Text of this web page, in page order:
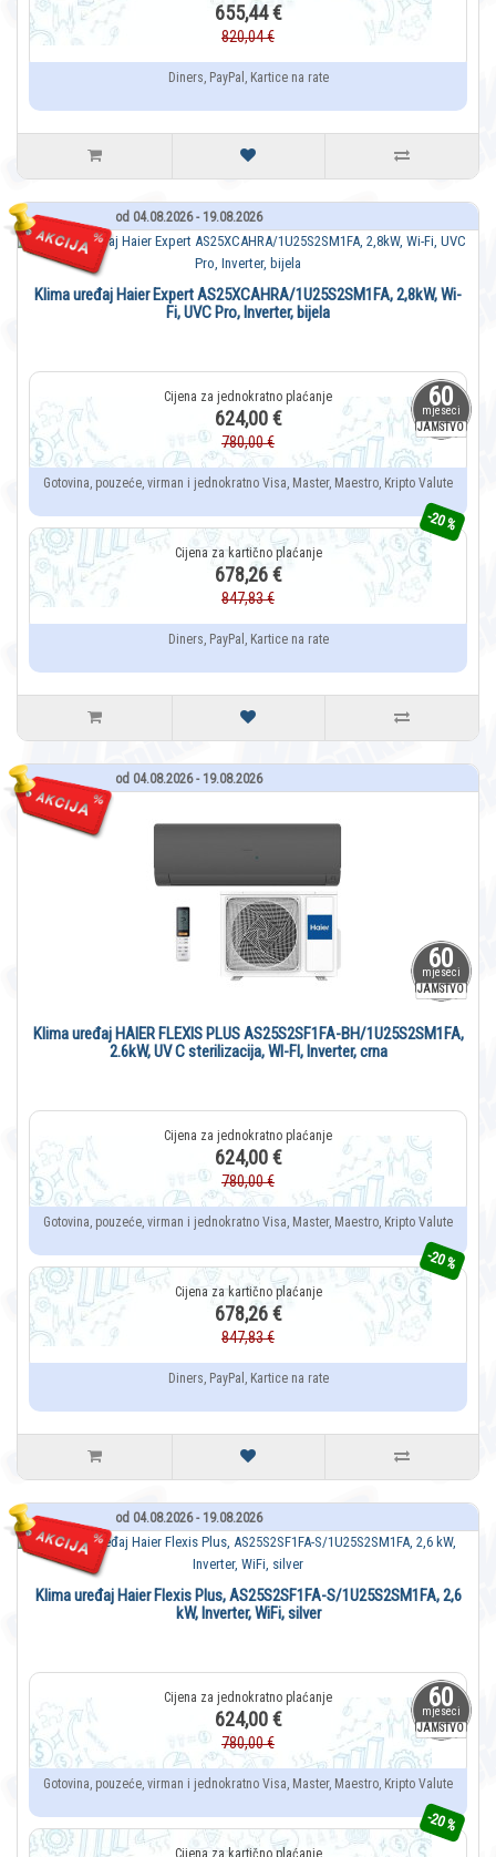
655,44 €
820,04 €
Diners, PayPal, Kartice na rate
od 04.08.2026 - 19.08.2026
60
mjeseci
JAMSTVO
Klima uređaj Haier Expert AS25XCAHRA/1U25S2SM1FA, 2,8kW, Wi-
Fi, UVC Pro, Inverter, bijela
624,00 €
780,00 €
Gotovina, pouzeće, virman i jednokratno Visa, Master, Maestro, Kripto Valute
-20 %
678,26 €
847,83 €
Diners, PayPal, Kartice na rate
od 04.08.2026 - 19.08.2026
60
mjeseci
JAMSTVO
Klima uređaj HAIER FLEXIS PLUS AS25S2SF1FA-BH/1U25S2SM1FA,
2.6kW, UV C sterilizacija, WI-FI, Inverter, crna
624,00 €
780,00 €
Gotovina, pouzeće, virman i jednokratno Visa, Master, Maestro, Kripto Valute
-20 %
678,26 €
847,83 €
Diners, PayPal, Kartice na rate
od 04.08.2026 - 19.08.2026
60
mjeseci
JAMSTVO
Klima uređaj Haier Flexis Plus, AS25S2SF1FA-S/1U25S2SM1FA, 2,6
kW, Inverter, WiFi, silver
624,00 €
780,00 €
Gotovina, pouzeće, virman i jednokratno Visa, Master, Maestro, Kripto Valute
-20 %